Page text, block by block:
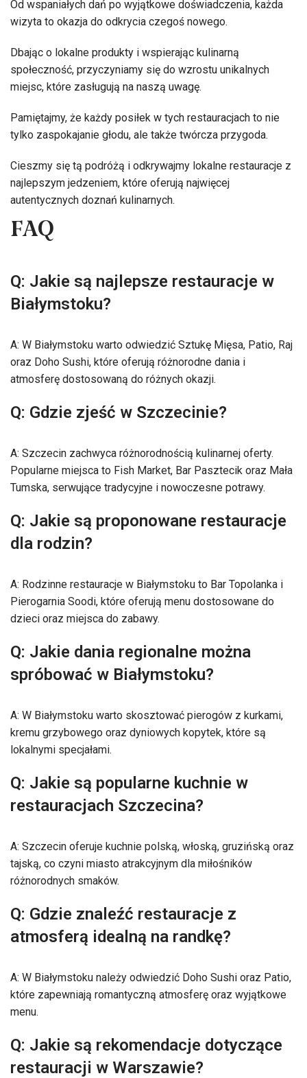
Od wspaniałych dań po wyjątkowe doświadczenia, każda
wizyta to okazja do odkrycia czegoś nowego.
Dbając o lokalne produkty i wspierając kulinarną
społeczność, przyczyniamy się do wzrostu unikalnych
miejsc, które zasługują na naszą uwagę.
Pamiętajmy, że każdy posiłek w tych restauracjach to nie
tylko zaspokajanie głodu, ale także twórcza przygoda.
Cieszmy się tą podróżą i odkrywajmy lokalne restauracje z
najlepszym jedzeniem, które oferują najwięcej
autentycznych doznań kulinarnych.
FAQ
Q: Jakie są najlepsze restauracje w
Białymstoku?
A: W Białymstoku warto odwiedzić Sztukę Mięsa, Patio, Raj
oraz Doho Sushi, które oferują różnorodne dania i
atmosferę dostosowaną do różnych okazji.
Q: Gdzie zjeść w Szczecinie?
A: Szczecin zachwyca różnorodnością kulinarnej oferty.
Popularne miejsca to Fish Market, Bar Pasztecik oraz Mała
Tumska, serwujące tradycyjne i nowoczesne potrawy.
Q: Jakie są proponowane restauracje
dla rodzin?
A: Rodzinne restauracje w Białymstoku to Bar Topolanka i
Pierogarnia Soodi, które oferują menu dostosowane do
dzieci oraz miejsca do zabawy.
Q: Jakie dania regionalne można
spróbować w Białymstoku?
A: W Białymstoku warto skosztować pierogów z kurkami,
kremu grzybowego oraz dyniowych kopytek, które są
lokalnymi specjałami.
Q: Jakie są popularne kuchnie w
restauracjach Szczecina?
A: Szczecin oferuje kuchnie polską, włoską, gruzińską oraz
tajską, co czyni miasto atrakcyjnym dla miłośników
różnorodnych smaków.
Q: Gdzie znaleźć restauracje z
atmosferą idealną na randkę?
A: W Białymstoku należy odwiedzić Doho Sushi oraz Patio,
które zapewniają romantyczną atmosferę oraz wyjątkowe
menu.
Q: Jakie są rekomendacje dotyczące
restauracji w Warszawie?